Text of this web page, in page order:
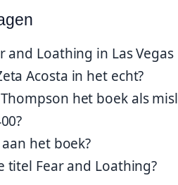
and Loathing in Las Vegas
Acosta in het echt?
het boek als
het boek?
titel Fear and Loathing?